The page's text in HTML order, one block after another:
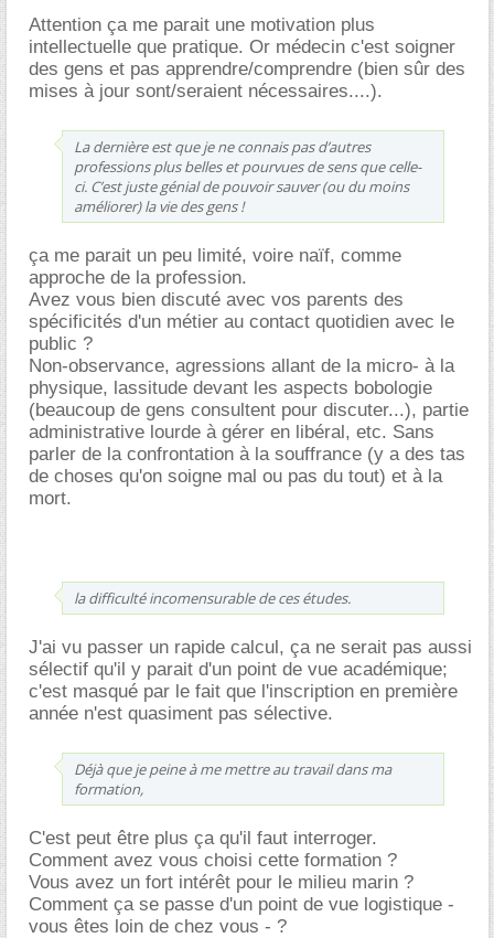
Attention ça me parait une motivation plus
intellectuelle que pratique. Or médecin c'est soigner
des gens et pas apprendre/comprendre (bien sûr des
mises à jour sont/seraient nécessaires....).
La dernière est que je ne connais pas d’autres
professions plus belles et pourvues de sens que celle-
ci. C’est juste génial de pouvoir sauver (ou du moins
améliorer) la vie des gens !
ça me parait un peu limité, voire naïf, comme
approche de la profession.
Avez vous bien discuté avec vos parents des
spécificités d'un métier au contact quotidien avec le
public ?
Non-observance, agressions allant de la micro- à la
physique, lassitude devant les aspects bobologie
(beaucoup de gens consultent pour discuter...), partie
administrative lourde à gérer en libéral, etc. Sans
parler de la confrontation à la souffrance (y a des tas
de choses qu'on soigne mal ou pas du tout) et à la
mort.
la difficulté incomensurable de ces études.
J'ai vu passer un rapide calcul, ça ne serait pas aussi
sélectif qu'il y parait d'un point de vue académique;
c'est masqué par le fait que l'inscription en première
année n'est quasiment pas sélective.
Déjà que je peine à me mettre au travail dans ma
formation,
C'est peut être plus ça qu'il faut interroger.
Comment avez vous choisi cette formation ?
Vous avez un fort intérêt pour le milieu marin ?
Comment ça se passe d'un point de vue logistique -
vous êtes loin de chez vous - ?